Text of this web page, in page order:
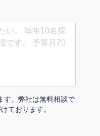
す。弊社は無料相談で
ております。